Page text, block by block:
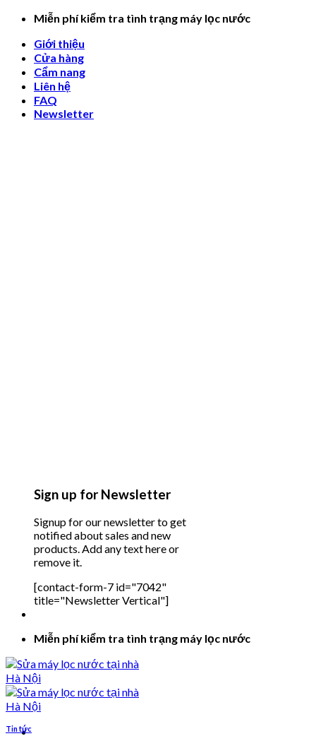
Skip
content
Miễn phí kiểm tra tình trạng máy lọc nước
Giới thiệu
Cửa hàng
Cẩm nang
Liên hệ
FAQ
Newsletter
Sign up for Newsletter
Signup for our newsletter to get
notified about sales and new
products. Add any text here or
remove it.
[contact-form-7 id="7042"
title="Newsletter Vertical"]
Miễn phí kiểm tra tình trạng máy lọc nước
Tin tức